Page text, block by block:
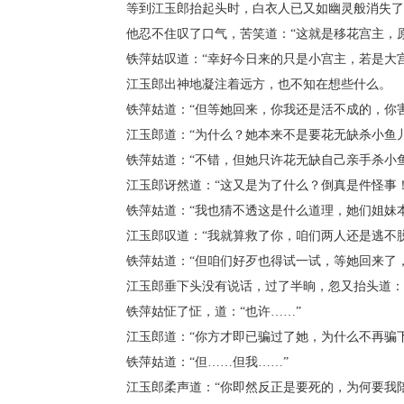
等到江玉郎抬起头时，白衣人已又如幽灵般消失
他忍不住叹了口气，苦笑道：“这就是移花宫主，
铁萍姑叹道：“幸好今日来的只是小宫主，若是大
江玉郎出神地凝注着远方，也不知在想些什么。
铁萍姑道：“但等她回来，你我还是活不成的，你
江玉郎道：“为什么？她本来不是要花无缺杀小鱼
铁萍姑道：“不错，但她只许花无缺自己亲手杀小
江玉郎讶然道：“这又是为了什么？倒真是件怪事
铁萍姑道：“我也猜不透这是什么道理，她们姐妹
江玉郎叹道：“我就算救了你，咱们两人还是逃不
铁萍姑道：“但咱们好歹也得试一试，等她回来了
江玉郎垂下头没有说话，过了半晌，忽又抬头道：
铁萍姑怔了怔，道：“也许……”
江玉郎道：“你方才即已骗过了她，为什么不再骗
铁萍姑道：“但……但我……”
江玉郎柔声道：“你即然反正是要死的，为何要我